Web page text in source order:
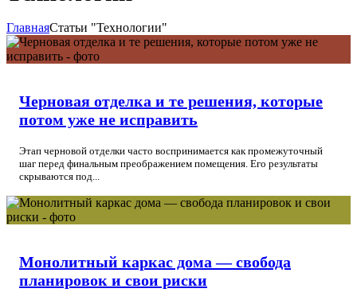
ГлавнаяСтатьи "Технологии"
Черновая отделка и те решения, которые
потом уже не исправить
Этап черновой отделки часто воспринимается как промежуточный
шаг перед финальным преображением помещения. Его результаты
скрываются под...
Монолитный каркас дома — свобода
планировок и свои риски